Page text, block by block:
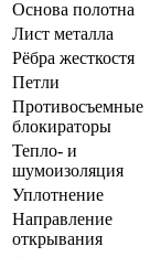
Основа полотна
Лист металла
Рёбра жесткостя
Петли
Противосъемные
блокираторы
Тепло- и
шумоизоляция
Уплотнение
Направление
открывания